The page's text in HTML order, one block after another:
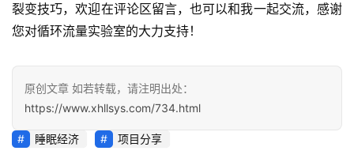
裂变技巧，欢迎在评论区留言，也可以和我一起交流，感谢
您对循环流量实验室的大力支持！
原创文章 如若转载，请注明出处：
https://www.xhllsys.com/734.html
睡眠经济 项目分享